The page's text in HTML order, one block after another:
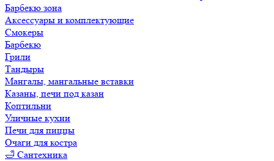
Барбекю зона
Аксессуары и комплектующие
Смокеры
Барбекю
Грили
Тандыры
Мангалы, мангальные вставки
Казаны, печи под казан
Коптильни
Уличные кухни
Печи для пиццы
Очаги для костра
🛁 Сантехника